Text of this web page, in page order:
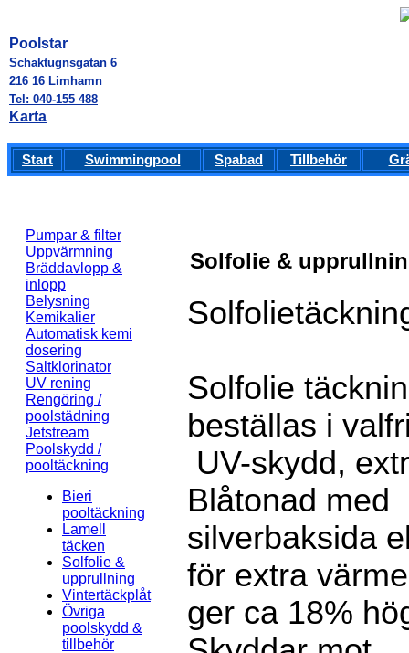
Poolstar
Schaktugnsgatan 6
216 16 Limhamn
Tel: 040-155 488
Karta
Start Swimmingpool Spabad Tillbehör
Pumpar & filter
Uppvärmning
Bräddavlopp &
inlopp
Belysning
Kemikalier
Automatisk kemi
dosering
Saltklorinator
UV rening
Rengöring /
poolstädning
Jetstream
Poolskydd /
pooltäckning
Bieri
pooltäckning
Lamell
täcken
Solfolie &
upprullning
Vintertäckplåt
Övriga
poolskydd &
tillbehör
Solfolie &
Solfolie
beställas i
UV-skydd,
Blåtonad med
silverbaksida
för extra
ger ca 18%